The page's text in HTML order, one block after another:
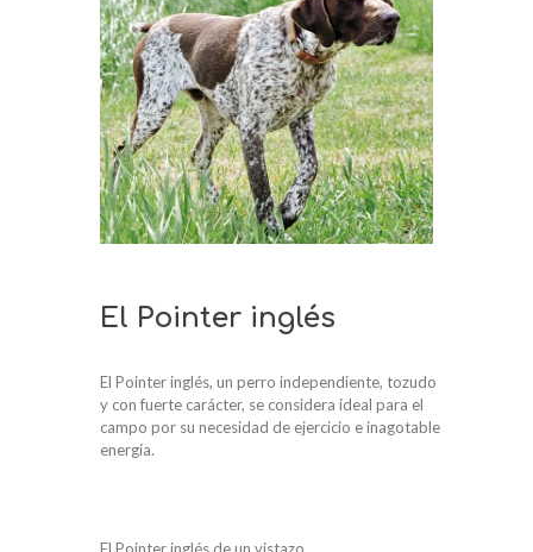
El Pointer inglés
El Pointer inglés, un perro independiente, tozudo
y con fuerte carácter, se considera ideal para el
campo por su necesidad de ejercicio e inagotable
energía.
El Pointer inglés de un vistazo